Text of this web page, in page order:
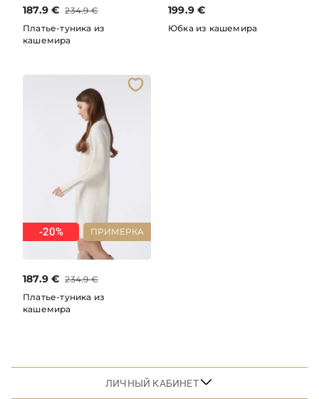
187.9 € 234.9 €
Платье-туника из
кашемира
199.9 €
Юбка из кашемира
ПРИМЕРКА
-20%
187.9 € 234.9 €
Платье-туника из
кашемира
ЛИЧНЫЙ КАБИНЕТ